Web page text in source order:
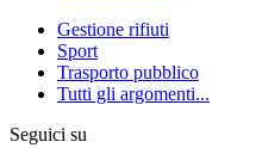
Gestione rifiuti
Sport
Trasporto pubblico
Tutti gli argomenti...
Seguici su